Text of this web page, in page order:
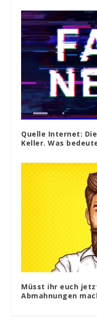
Quelle Internet:
Keller. Was
Müsst ihr euch
Abmahnungen